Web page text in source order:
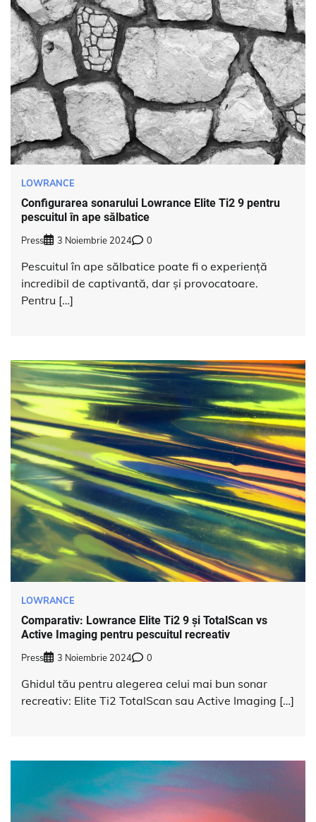
LOWRANCE
Configurarea sonarului Lowrance Elite Ti2 9 pentru
pescuitul în ape sălbatice
Press 3 Noiembrie 2024 0
Pescuitul în ape sălbatice poate fi o experiență
incredibil de captivantă, dar și provocatoare.
Pentru […]
LOWRANCE
Comparativ: Lowrance Elite Ti2 9 și TotalScan vs
Active Imaging pentru pescuitul recreativ
Press 3 Noiembrie 2024 0
Ghidul tău pentru alegerea celui mai bun sonar
recreativ: Elite Ti2 TotalScan sau Active Imaging […]